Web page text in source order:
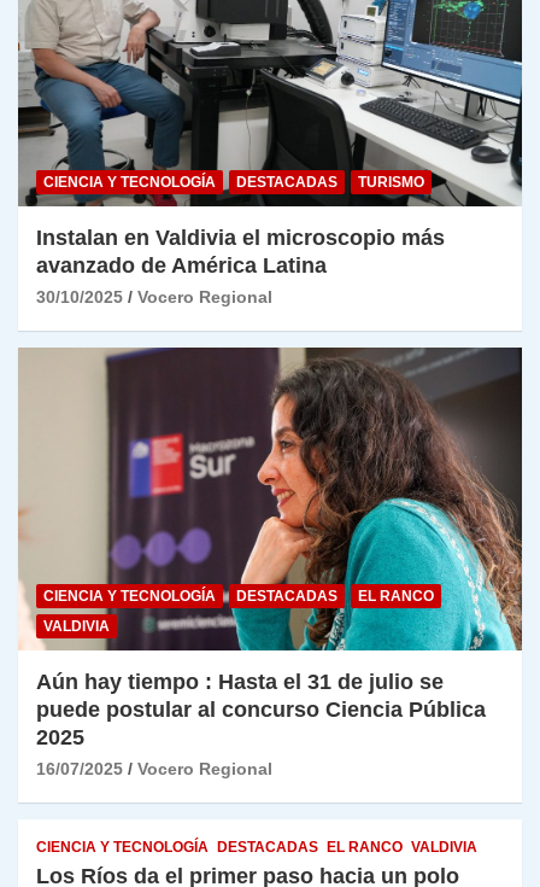
CIENCIA Y TECNOLOGÍA DESTACADAS TURISMO
Instalan en Valdivia el microscopio más
avanzado de América Latina
30/10/2025 Vocero Regional
CIENCIA Y TECNOLOGÍA DESTACADAS
EL RANCO
VALDIVIA
Aún hay tiempo : Hasta el 31 de julio se
puede postular al concurso Ciencia Pública
2025
16/07/2025 Vocero Regional
CIENCIA Y TECNOLOGÍA DESTACADAS EL RANCO VALDIVIA
Los Ríos da el primer paso hacia un polo